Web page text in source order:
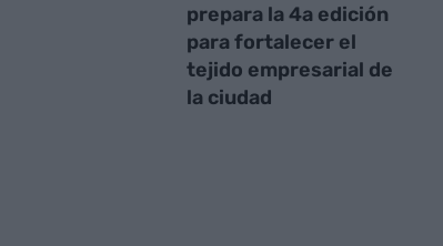
prepara la 4a edición
para fortalecer el
tejido empresarial de
la ciudad